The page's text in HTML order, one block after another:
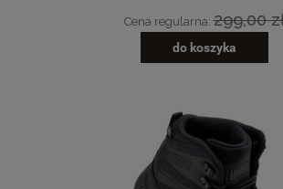
Cena regularna:299,00
do koszyka